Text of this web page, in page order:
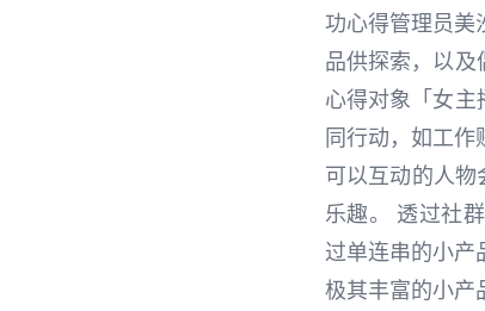
功心得管理员美
品供探索，以及
心得对象「女主
同行动，如工
可以互动的人
乐趣。 透过社
过单连串的小产
极其丰富的小产